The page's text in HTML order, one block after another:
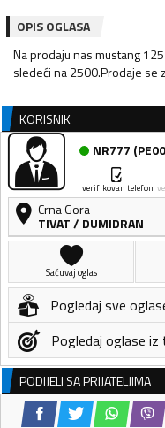
OPIS OGLASA
Na prodaju nas mustang
sledeći na 2500.Prodaje se
KORISNIK
NR777 (
verifikovan telefon
Crna Gora
TIVAT/ DUMIDRAN
Sačuvaj oglas
Pogledaj sve
Pogledaj oglase
PODIJELI SA PRIJATELJIMA